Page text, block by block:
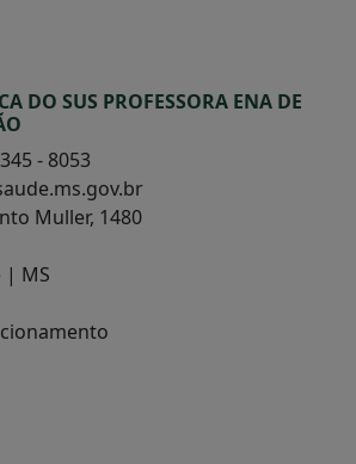
DO SUS PROFESSORA ENA DE
- 8053
Muller, 1480
| MS